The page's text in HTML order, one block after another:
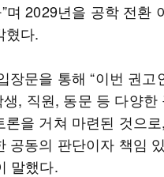
며 2029년을 공학 전환
혔다.
장문을 통해 “이번 권고
, 직원, 동문 등 다양한
론을 거쳐 마련된 것으
공동의 판단이자 책임
말했다.